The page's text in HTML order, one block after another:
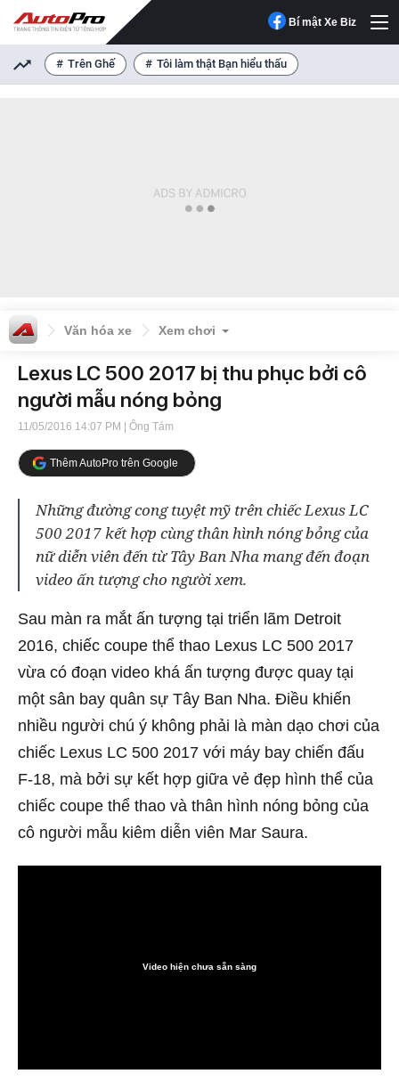
Bí mật Xe Biz
Trên Ghế Tôi làm thật Bạn hiểu thấu
Văn hóa xe Xem chơi
Lexus LC 500 2017 bị thu phục bởi cô
người mẫu nóng bỏng
11/05/2016 14:07 PM | Ông Tám
Thêm AutoPro trên Google
Những đường cong tuyệt mỹ trên chiếc Lexus LC
500 2017 kết hợp cùng thân hình nóng bỏng của
nữ diễn viên đến từ Tây Ban Nha mang đến đoạn
video ấn tượng cho người xem.
Sau màn ra mắt ấn tượng tại triển lãm Detroit
2016, chiếc coupe thể thao Lexus LC 500 2017
vừa có đoạn video khá ấn tượng được quay tại
một sân bay quân sự Tây Ban Nha. Điều khiến
nhiều người chú ý không phải là màn dạo chơi của
chiếc Lexus LC 500 2017 với máy bay chiến đấu
F-18, mà bởi sự kết hợp giữa vẻ đẹp hình thể của
chiếc coupe thể thao và thân hình nóng bỏng của
cô người mẫu kiêm diễn viên Mar Saura.
Video hiện chưa sẵn sàng